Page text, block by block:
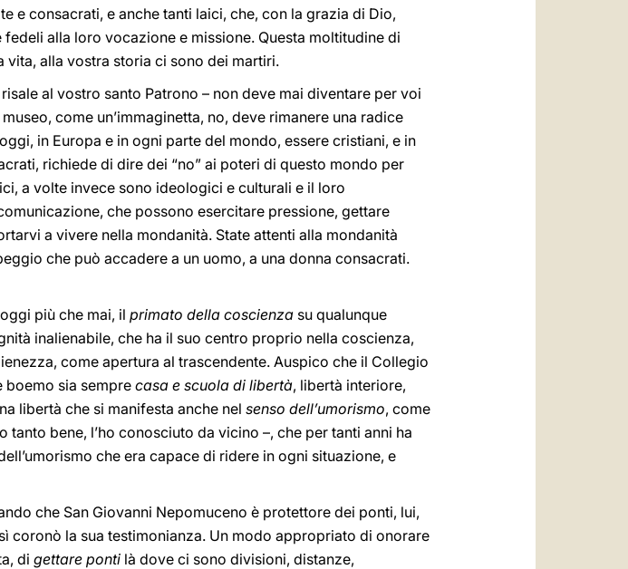
e consacrati, e anche tanti laici, che, con la grazia di Dio,
alla loro vocazione e missione. Questa moltitudine di
alla vostra storia ci sono dei martiri.
risale al vostro santo Patrono – non deve mai diventare per voi
come un’immaginetta, no, deve rimanere una radice
in Europa e in ogni parte del mondo, essere cristiani, e in
richiede di dire dei “no” ai poteri di questo mondo per
a volte invece sono ideologici e culturali e il loro
che possono esercitare pressione, gettare
a vivere nella mondanità. State attenti alla mondanità
che può accadere a un uomo, a una donna consacrati.
più che mai, il primato della coscienza su qualunque
inalienabile, che ha il suo centro proprio nella coscienza,
come apertura al trascendente. Auspico che il Collegio
boemo sia sempre casa e scuola di libertà, libertà interiore,
libertà che si manifesta anche nel senso dell’umorismo, come
bene, l’ho conosciuto da vicino –, che per tanti anni ha
che era capace di ridere in ogni situazione, e
che San Giovanni Nepomuceno è protettore dei ponti, lui,
coronò la sua testimonianza. Un modo appropriato di onorare
di gettare ponti là dove ci sono divisioni, distanze,